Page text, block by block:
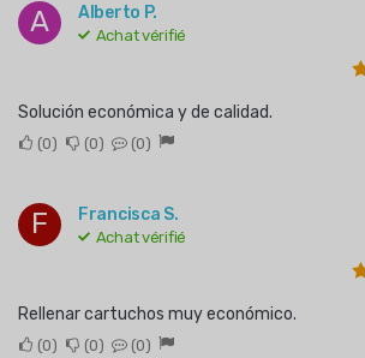
A Alberto P.
Achat vérifié
Solución económica y de calidad.
0 0 0
F Francisca S.
Achat vérifié
Rellenar cartuchos muy económico.
0 0 0